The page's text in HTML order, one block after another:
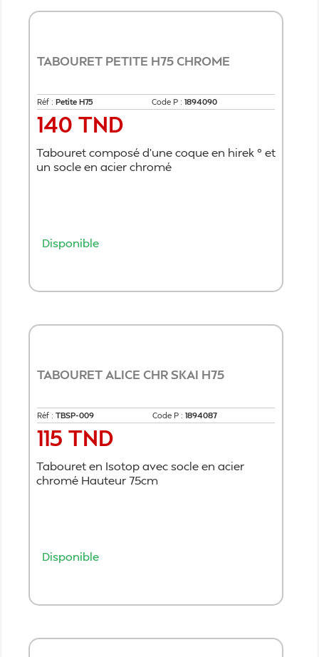
TABOURET PETITE H75 CHROME
Réf : Petite H75 Code P : 1894090
Prix
140 TND
Tabouret composé d’une coque en hirek ° et
un socle en acier chromé
Disponible
TABOURET ALICE CHR SKAI H75
Réf : TBSP-009 Code P : 1894087
Prix
115 TND
Tabouret en Isotop avec socle en acier
chromé Hauteur 75cm
Disponible